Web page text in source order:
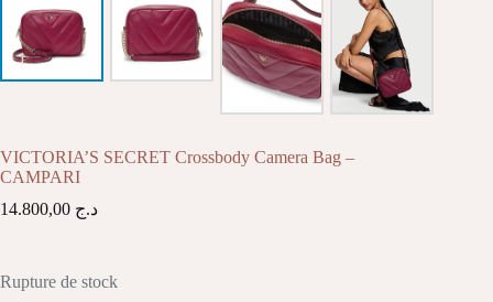
VICTORIA’S SECRET Crossbody Camera Bag –
CAMPARI
د.ج
Rupture de stock